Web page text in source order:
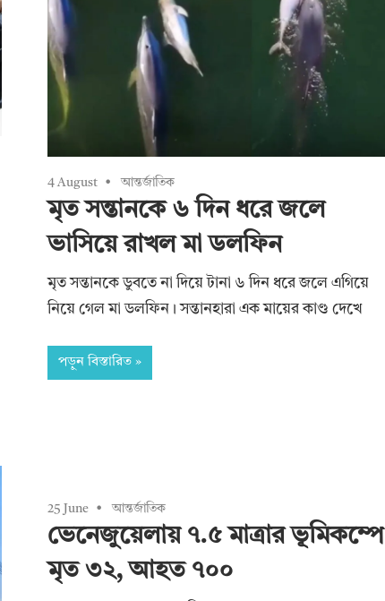
4 August আন্তর্জাতিক
মৃত সন্তানকে ৬ দিন ধরে জলে
ভাসিয়ে রাখল মা ডলফিন
মৃত সন্তানকে ডুবতে না দিয়ে টানা ৬ দিন ধরে জলে এগিয়ে
নিয়ে গেল মা ডলফিন। সন্তানহারা এক মায়ের কাণ্ড দেখে
পড়ুন বিস্তারিত
25 June আন্তর্জাতিক
ভেনেজুয়েলায় ৭.৫ মাত্রার ভূমিকম্পে
মৃত ৩২, আহত ৭০০